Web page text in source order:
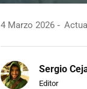
4 Marzo 2026
Sergio
Editor